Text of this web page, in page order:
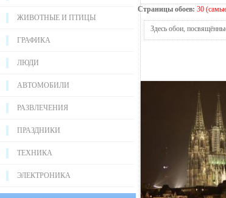
ЖИВОТНЫЕ И ПТИЦЫ
ГРАФИКА
ЛЮДИ
АВТОМОБИЛИ
РАЗВЛЕЧЕНИЯ
ПРАЗДНИКИ
ТЕХНИКА
ЭЛЕКТРОНИКА
Страницы обоев: 30
Здесь обои,